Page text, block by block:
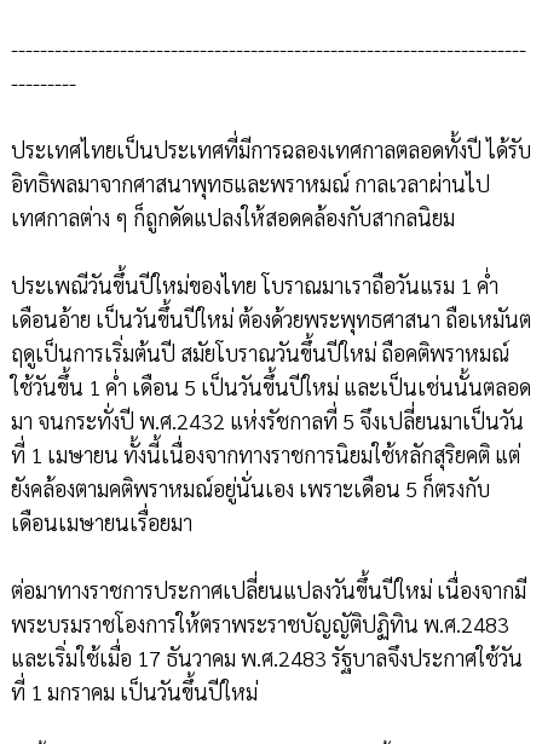
-----------------------------------------------------------------------
---------
ประเทศไทยเป็นประเทศที่มีการฉลองเทศกาลตลอดทั้งปี ได้รับ
อิทธิพลมาจากศาสนาพุทธและพราหมณ์ กาลเวลาผ่านไป
เทศกาลต่าง ๆ ก็ถูกดัดแปลงให้สอดคล้องกับสากลนิยม
ประเพณีวันขึ้นปีใหม่ของไทย โบราณมาเราถือวันแรม 1 ค่ำ
เดือนอ้าย เป็นวันขึ้นปีใหม่ ต้องด้วยพระพุทธศาสนา ถือเหมันต
ฤดูเป็นการเริ่มต้นปี สมัยโบราณวันขึ้นปีใหม่ ถือคติพราหมณ์
ใช้วันขึ้น 1 ค่ำ เดือน 5 เป็นวันขึ้นปีใหม่ และเป็นเช่นนั้นตลอด
มา จนกระทั่งปี พ.ศ.2432 แห่งรัชกาลที่ 5 จึงเปลี่ยนมาเป็นวัน
ที่ 1 เมษายน ทั้งนี้เนื่องจากทางราชการนิยมใช้หลักสุริยคติ แต่
ยังคล้องตามคติพราหมณ์อยู่นั่นเอง เพราะเดือน 5 ก็ตรงกับ
เดือนเมษายนเรื่อยมา
ต่อมาทางราชการประกาศเปลี่ยนแปลงวันขึ้นปีใหม่ เนื่องจากมี
พระบรมราชโองการให้ตราพระราชบัญญัติปฏิทิน พ.ศ.2483
และเริ่มใช้เมื่อ 17 ธันวาคม พ.ศ.2483 รัฐบาลจึงประกาศใช้วัน
ที่ 1 มกราคม เป็นวันขึ้นปีใหม่